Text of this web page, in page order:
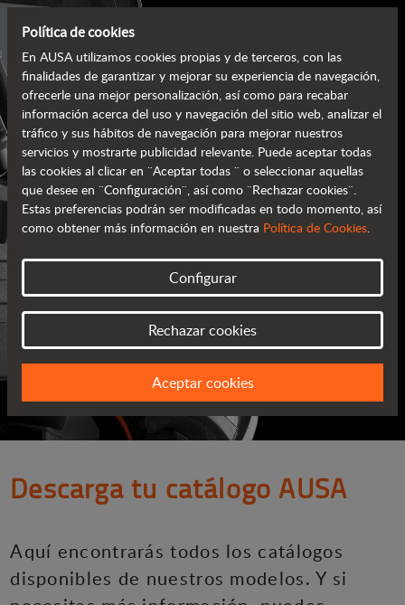
CATÁLOGOS AUSA
TODA LA INFORMACIÓN EN TU MANO
Descarga tu catálogo AUSA
Aquí encontrarás todos los catálogos
disponibles de nuestros modelos. Y si
Política de cookies
En AUSA utilizamos cookies propias y de terceros, con las
finalidades de garantizar y mejorar su experiencia de navegación,
ofrecerle una mejor personalización, así como para recabar
información acerca del uso y navegación del sitio web, analizar el
tráfico y sus hábitos de navegación para mejorar nuestros
servicios y mostrarte publicidad relevante. Puede aceptar todas
las cookies al clicar en ¨Aceptar todas ¨ o seleccionar aquellas
que desee en ¨Configuración¨, así como ¨Rechazar cookies¨.
Estas preferencias podrán ser modificadas en todo momento, así
como obtener más información en nuestra Política de Cookies.
Configurar
Rechazar cookies
Aceptar cookies